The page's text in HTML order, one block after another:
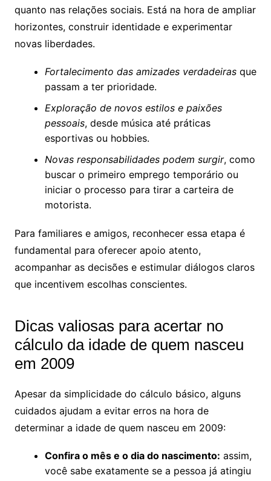
quanto nas relações sociais. Está na hora de ampliar
horizontes, construir identidade e experimentar
novas liberdades.
Fortalecimento das amizades verdadeirasque
passam a ter prioridade.
Exploração de novos estilos e paixões
pessoais, desde música até práticas
esportivas ou hobbies.
Novas responsabilidades podem surgir, como
buscar o primeiro emprego temporário ou
iniciar o processo para tirar a carteira de
motorista.
Para familiares e amigos, reconhecer essa etapa é
fundamental para oferecer apoio atento,
acompanhar as decisões e estimular diálogos claros
que incentivem escolhas conscientes.
Dicas valiosas para acertar no
cálculo da idade de quem nasceu
em 2009
Apesar da simplicidade do cálculo básico, alguns
cuidados ajudam a evitar erros na hora de
determinar a idade de quem nasceu em 2009:
Confira o mês e o dia do nascimento: assim,
você sabe exatamente se a pessoa já atingiu